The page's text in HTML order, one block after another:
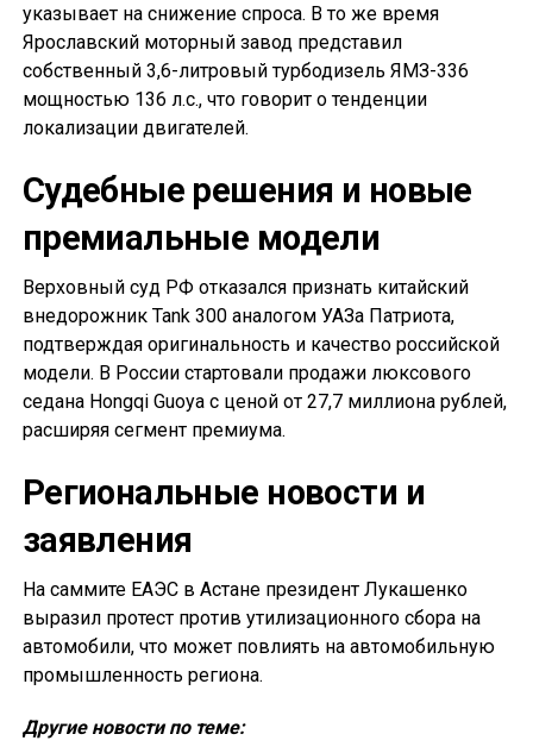
указывает на снижение спроса. В то же время
Ярославский моторный завод представил
собственный 3,6-литровый турбодизель ЯМЗ-336
мощностью 136 л.с., что говорит о тенденции
локализации двигателей.
Судебные решения и новые
премиальные модели
Верховный суд РФ отказался признать китайский
внедорожник Tank 300 аналогом УАЗа Патриота,
подтверждая оригинальность и качество российской
модели. В России стартовали продажи люксового
седана Hongqi Guoya с ценой от 27,7 миллиона рублей,
расширяя сегмент премиума.
Региональные новости и
заявления
На саммите ЕАЭС в Астане президент Лукашенко
выразил протест против утилизационного сбора на
автомобили, что может повлиять на автомобильную
промышленность региона.
Другие новости по теме: